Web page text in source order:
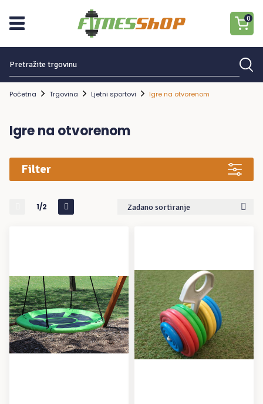
0
Početna Trgovina Ljetni sportovi Igre na otvorenom
Igre na otvorenom
Filter
1/2 Zadano sortiranje
DODAJ U KOŠARICU DODAJ U KOŠARICU